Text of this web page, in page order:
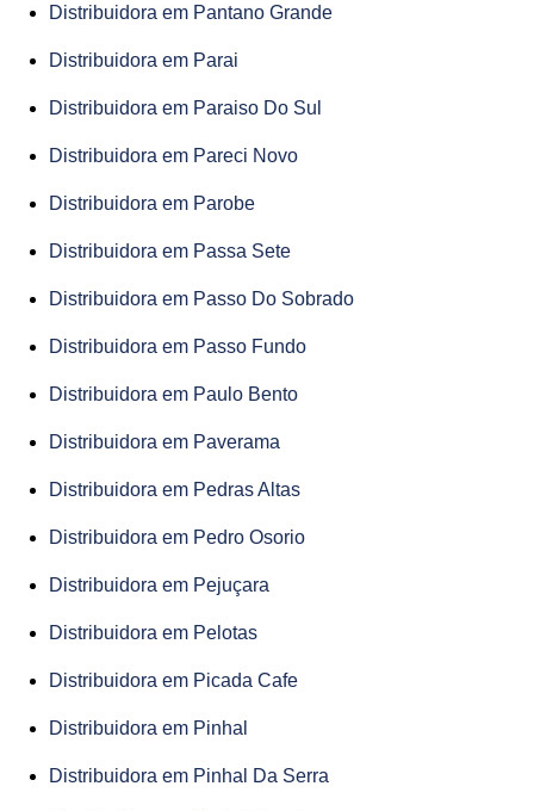
Distribuidora em Pantano Grande
Distribuidora em Parai
Distribuidora em Paraiso Do Sul
Distribuidora em Pareci Novo
Distribuidora em Parobe
Distribuidora em Passa Sete
Distribuidora em Passo Do Sobrado
Distribuidora em Passo Fundo
Distribuidora em Paulo Bento
Distribuidora em Paverama
Distribuidora em Pedras Altas
Distribuidora em Pedro Osorio
Distribuidora em Pejuçara
Distribuidora em Pelotas
Distribuidora em Picada Cafe
Distribuidora em Pinhal
Distribuidora em Pinhal Da Serra